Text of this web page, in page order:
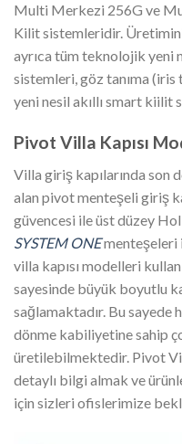
Multi Merkezi 256G ve
Kilit sistemleridir.
ayrıca tüm teknolojik yeni
sistemleri, göz tanıma (iris
yeni nesil akıllı smart kiilit
Pivot Villa Kapısı
Villa giriş kapılarında son
alan pivot menteşeli giriş
güvencesi ile üst düzey
SYSTEM ONEmenteşeleri
villa kapısı modelleri
sayesinde büyük boyutlu
sağlamaktadır. Bu sayede
dönme kabiliyetine sahip
üretilebilmektedir. Pivot
detaylı bilgi almak ve
için sizleri ofislerimize